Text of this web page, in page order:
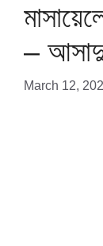
–
March 12,